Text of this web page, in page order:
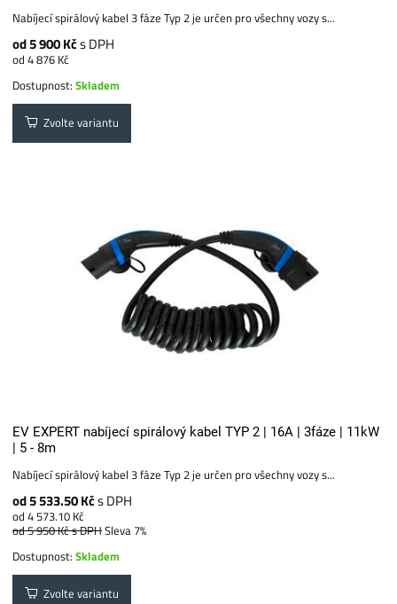
Nabíjecí spirálový kabel 3 fáze Typ 2 je určen pro všechny vozy s...
od 5 900 Kčs DPH
od 4 876 Kč
Dostupnost:Skladem
Zvolte variantu
EV EXPERT nabíjecí spirálový kabel TYP 2 | 16A | 3fáze | 11kW
| 5 - 8m
Nabíjecí spirálový kabel 3 fáze Typ 2 je určen pro všechny vozy s...
od 5 533.50 Kčs DPH
od 4 573.10 Kč
od 5 950 Kčs DPHSleva 7%
Dostupnost:Skladem
Zvolte variantu